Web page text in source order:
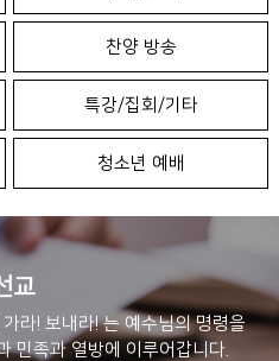
찬양 방송
특강/집회/기타
청소년 예배
교
라! 보내라! 는 예수님의 명령을
민족과 열방에 이루어갑니다.